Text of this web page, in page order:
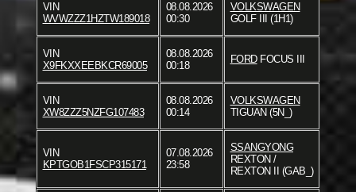
VIN
WVWZZZ1HZTW189018
08.08.2026
00:30
VOLKSWAGEN
GOLF III (1H1)
VIN
X9FKXXEEBKCR69005
08.08.2026
00:18
FORDFOCUS III
VIN
XW8ZZZ5NZFG107483
08.08.2026
00:14
VOLKSWAGEN
TIGUAN (5N_)
VIN
KPTGOB1FSCP315171
07.08.2026
23:58
SSANGYONG
REXTON /
REXTON II (GAB_)